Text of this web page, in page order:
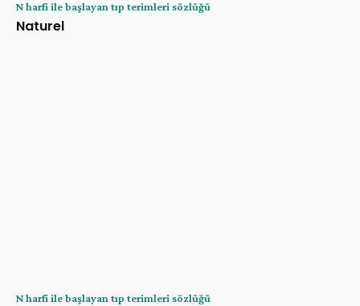
N harfi ile başlayan tıp terimleri sözlüğü
Naturel
N harfi ile başlayan tıp terimleri sözlüğü